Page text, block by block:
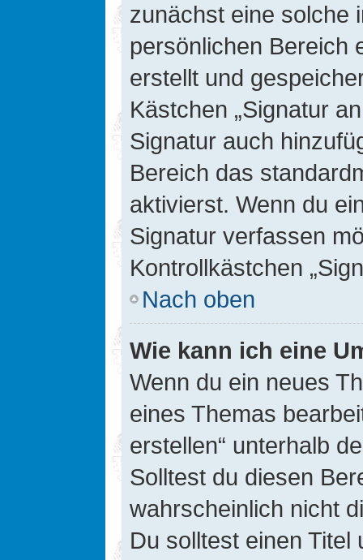
zunächst eine solche
persönlichen Bereich
erstellt und
Kästchen „Signatur
Signatur auch
Bereich das
aktivierst. Wenn du
Signatur verfassen
Kontrollkästchen
Nach oben
Wie kann ich eine
Wenn du ein neues
eines Themas
erstellen“ unterhalb
Solltest du diesen
wahrscheinlich nicht
Du solltest einen